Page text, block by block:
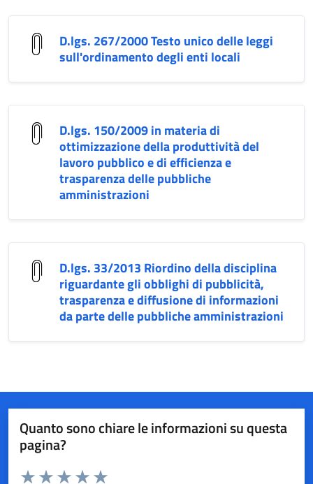
D.lgs. 267/2000 Testo unico delle leggi
sull'ordinamento degli enti locali
D.lgs. 150/2009 in materia di
ottimizzazione della produttività del
lavoro pubblico e di efficienza e
trasparenza delle pubbliche
amministrazioni
D.lgs. 33/2013 Riordino della disciplina
riguardante gli obblighi di pubblicità,
trasparenza e diffusione di informazioni
da parte delle pubbliche amministrazioni
Quanto sono chiare le informazioni su questa
pagina?
Valuta da 1 a 5 stelle la pagina